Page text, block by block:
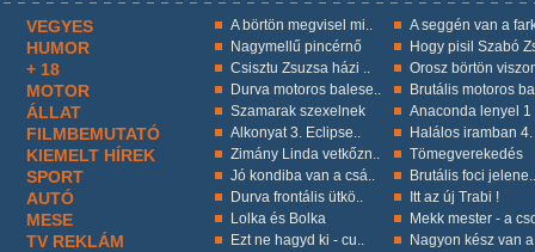
VEGYES A börtön megvisel mi.. A seggén van a
HUMOR Nagymellű pincérnő Hogy pisil Szabó
+ 18 Csisztu Zsuzsa házi .. Orosz börtön
MOTOR Durva motoros balese.. Brutális motoros
ÁLLAT Szamarak szexelnek Anaconda lenyel 1
FILMBEMUTATÓ Alkonyat 3. Eclipse.. Halálos iramban 4.
KIEMELT HÍREK Zimány Linda vetkőzn.. Tömegverekedés
SPORT Jó kondiba van a csá.. Brutális foci jelene..
AUTÓ Durva frontális ütkö.. Itt az új Trabi !
MESE Lolka és Bolka Mekk mester - a
TV REKLÁM Ezt ne hagyd ki - cu.. Nagyon kész van